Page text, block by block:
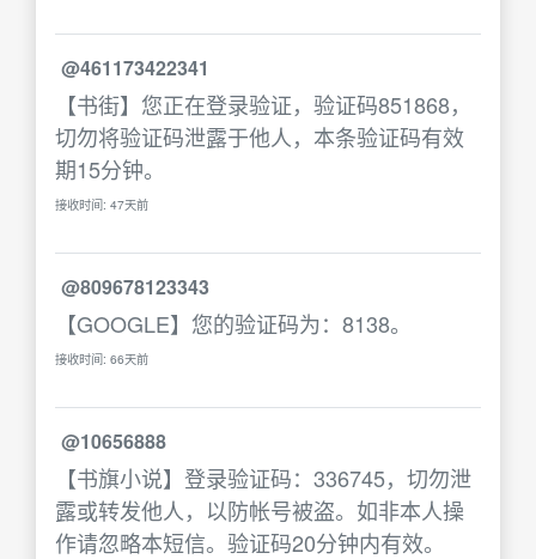
@461173422341
【书街】您正在登录验证，验证码851868，
切勿将验证码泄露于他人，本条验证码有效
期15分钟。
接收时间: 47天前
@809678123343
【GOOGLE】您的验证码为：8138。
接收时间: 66天前
@10656888
【书旗小说】登录验证码：336745，切勿泄
露或转发他人，以防帐号被盗。如非本人操
作请忽略本短信。验证码20分钟内有效。